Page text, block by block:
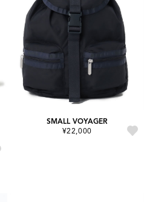
SMALL VOYAGER
¥22,000